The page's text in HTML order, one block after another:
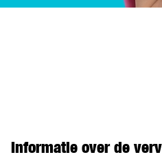
Informatie over de